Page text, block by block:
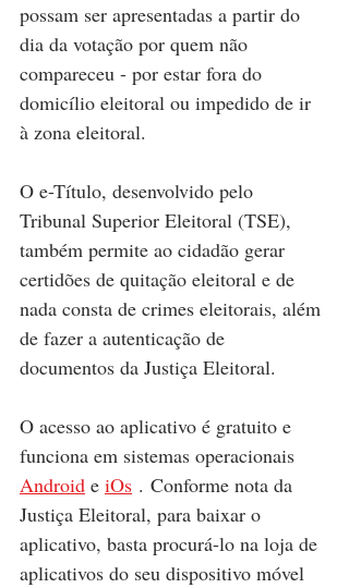
possam ser apresentadas a partir do
dia da votação por quem não
compareceu - por estar fora do
domicílio eleitoral ou impedido de ir
à zona eleitoral.
O e-Título, desenvolvido pelo
Tribunal Superior Eleitoral (TSE),
também permite ao cidadão gerar
certidões de quitação eleitoral e de
nada consta de crimes eleitorais, além
de fazer a autenticação de
documentos da Justiça Eleitoral.
O acesso ao aplicativo é gratuito e
funciona em sistemas operacionais
Android e iOs . Conforme nota da
Justiça Eleitoral, para baixar o
aplicativo, basta procurá-lo na loja de
aplicativos do seu dispositivo móvel